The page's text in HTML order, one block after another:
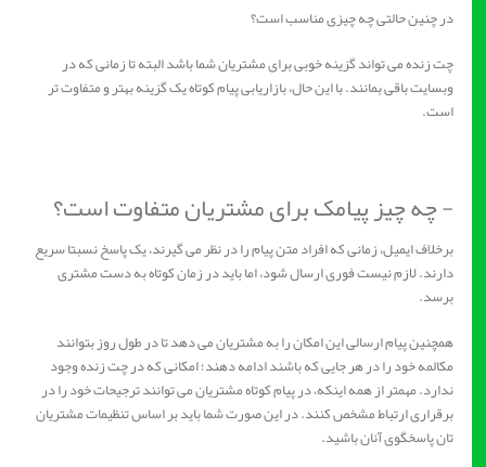
در چنین حالتی چه چیزی مناسب است؟
چت زنده می تواند گزینه خوبی برای مشتریان شما باشد البته تا زمانی که در
وبسایت باقی بمانند. با این حال، بازاریابی پیام کوتاه یک گزینه بهتر و متفاوت تر
است.
- چه چیز پیامک برای مشتریان متفاوت است؟
برخلاف ایمیل، زمانی که افراد متن پیام را در نظر می گیرند، یک پاسخ نسبتا سریع
دارند. لازم نیست فوری ارسال شود، اما باید در زمان کوتاه به دست مشتری
برسد.
همچنین پیام ارسالی این امکان را به مشتریان می دهد تا در طول روز بتوانند
مکالمه خود را در هر جایی که باشند ادامه دهند؛ امکانی که در چت زنده وجود
ندارد. مهمتر از همه اینکه، در پیام کوتاه مشتریان می توانند ترجیحات خود را در
برقراری ارتباط مشخص کنند. در این صورت شما باید بر اساس تنظیمات مشتریان
تان پاسخگوی آنان باشید.